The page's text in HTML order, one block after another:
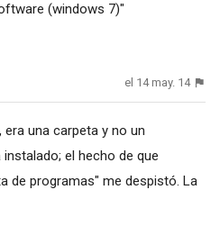
(windows 7)"
el 14 may. 14
una carpeta y no un
el hecho de que
de programas" me despistó. La